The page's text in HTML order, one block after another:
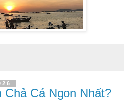
Chả Cá Ngon Nhất?